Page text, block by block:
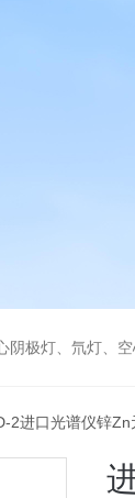
璃高效雾化喷嘴。同时经销进
2进口光谱仪锌Zn